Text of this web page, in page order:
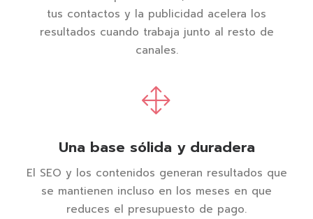
tus contactos y la publicidad acelera los
resultados cuando trabaja junto al resto de
canales.
Una base sólida y duradera
El SEO y los contenidos generan resultados que
se mantienen incluso en los meses en que
reduces el presupuesto de pago.